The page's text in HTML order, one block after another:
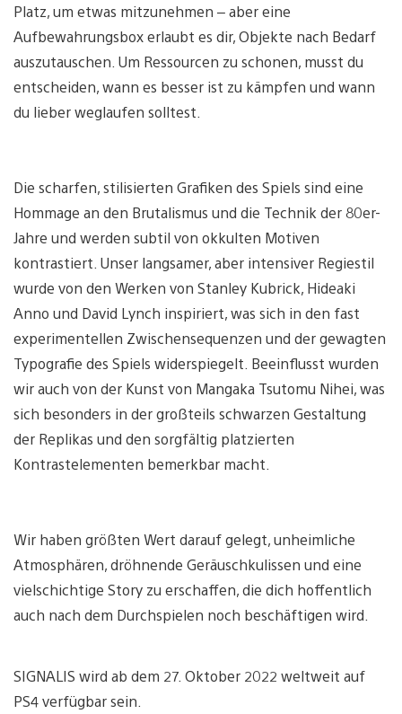
Platz, um etwas mitzunehmen – aber eine
Aufbewahrungsbox erlaubt es dir, Objekte nach Bedarf
auszutauschen. Um Ressourcen zu schonen, musst du
entscheiden, wann es besser ist zu kämpfen und wann
du lieber weglaufen solltest.
Die scharfen, stilisierten Grafiken des Spiels sind eine
Hommage an den Brutalismus und die Technik der 80er-
Jahre und werden subtil von okkulten Motiven
kontrastiert. Unser langsamer, aber intensiver Regiestil
wurde von den Werken von Stanley Kubrick, Hideaki
Anno und David Lynch inspiriert, was sich in den fast
experimentellen Zwischensequenzen und der gewagten
Typografie des Spiels widerspiegelt. Beeinflusst wurden
wir auch von der Kunst von Mangaka Tsutomu Nihei, was
sich besonders in der großteils schwarzen Gestaltung
der Replikas und den sorgfältig platzierten
Kontrastelementen bemerkbar macht.
Wir haben größten Wert darauf gelegt, unheimliche
Atmosphären, dröhnende Geräuschkulissen und eine
vielschichtige Story zu erschaffen, die dich hoffentlich
auch nach dem Durchspielen noch beschäftigen wird.
SIGNALIS wird ab dem 27. Oktober 2022 weltweit auf
PS4 verfügbar sein.